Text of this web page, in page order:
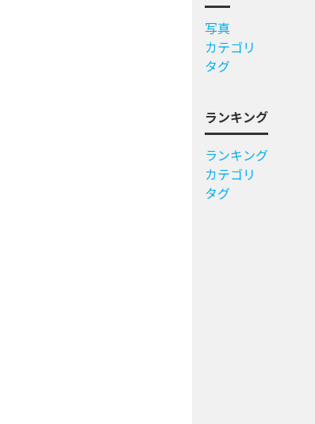
写真
カテゴリ
タグ
ランキング
ランキング
カテゴリ
タグ